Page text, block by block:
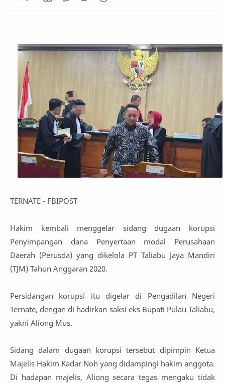
‎TERNATE - FBIPOST
Hakim kembali menggelar sidang dugaan korupsi
Penyimpangan dana Penyertaan modal Perusahaan
Daerah (Perusda) yang dikelola PT Taliabu Jaya Mandiri
(TJM) Tahun Anggaran 2020.
‎Persidangan korupsi itu digelar di Pengadilan Negeri
Ternate, dengan di hadirkan saksi eks Bupati Pulau Taliabu,
yakni Aliong Mus.
‎Sidang dalam dugaan korupsi tersebut dipimpin Ketua
Majelis Hakim Kadar Noh yang didampingi hakim anggota.
Di hadapan majelis, Aliong secara tegas mengaku tidak